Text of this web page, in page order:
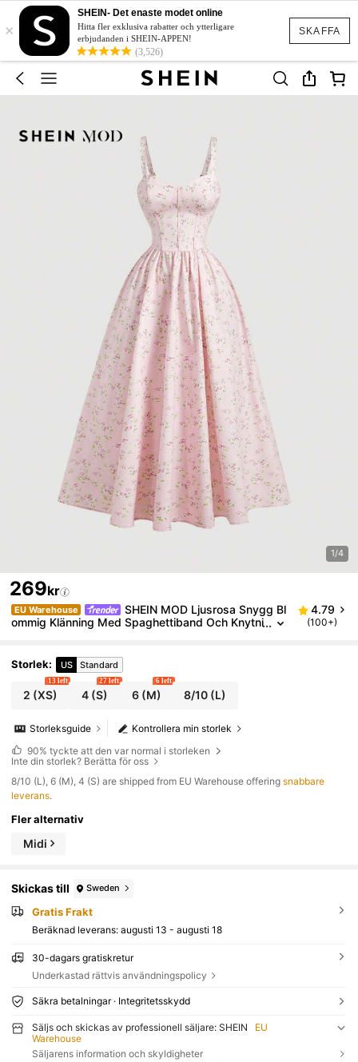
SKAFFA
×
SHEIN- Det enaste modet online
Hitta fler exklusiva rabatter och ytterligare
erbjudanden i SHEIN-APPEN!
(3,526)
1/4
269kr
EU Warehouse
SHEIN MOD Ljusrosa Snygg Bl
ommig Klänning Med Spaghettiband Och Knytni
4.79
(100+)
Storlek: US Standard
2 (XS)
13 left
4(S)
27 left
6(M)
6 left
8/10 (L)
Kontrollera min storlek
Storleksguide
90% tyckte att den var normal i storleken
Inte din storlek? Berätta för oss
​8/10 (L), 6 (M), 4 (S) are shipped from EU Warehouse offeringsnabbare
leverans.
Fler alternativ
Midi
Skickas till Sweden
Gratis Frakt
Beräknad leverans: augusti 13 - augusti 18
30-dagars gratiskretur
Underkastad rättvis användningspolicy
Säkra betalningar · Integritetsskydd
Säljs och skickas av professionell säljare: SHEIN
EU
Warehouse
Säljarens information och skyldigheter